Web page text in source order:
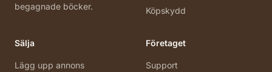
begagnade böcker.
Köpskydd
Sälja
Lägg upp annons
Företaget
Support